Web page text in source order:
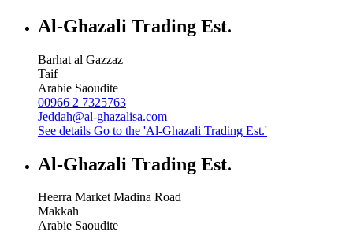
Al-Ghazali Trading Est.
Barhat al Gazzaz
Taif
Arabie Saoudite
00966 2 7325763
Jeddah@al-ghazalisa.com
See details Go to the 'Al-Ghazali Trading Est.'
Al-Ghazali Trading Est.
Heerra Market Madina Road
Makkah
Arabie Saoudite